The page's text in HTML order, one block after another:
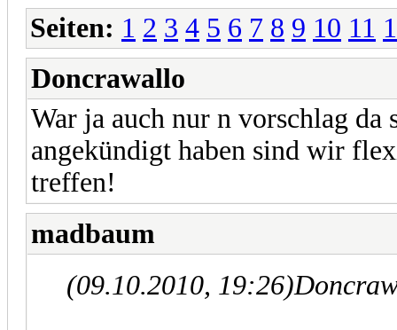
Seiten: 1 2 3 4 5 6 7 8 9 10 11
Doncrawallo
War ja auch nur n vorschlag
angekündigt haben sind wir
treffen!
madbaum
(09.10.2010, 19:26)